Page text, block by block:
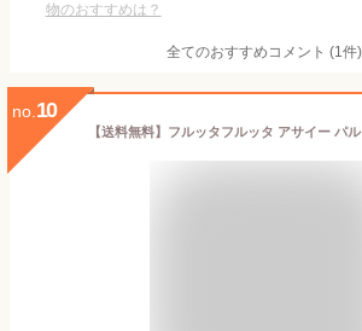
物のおすすめは？
全てのおすすめコメント (1件)
no. 10